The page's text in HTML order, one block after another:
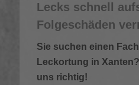
Lecks schnell
Folgeschäden
Sie suchen einen
Leckortung in
uns richtig!